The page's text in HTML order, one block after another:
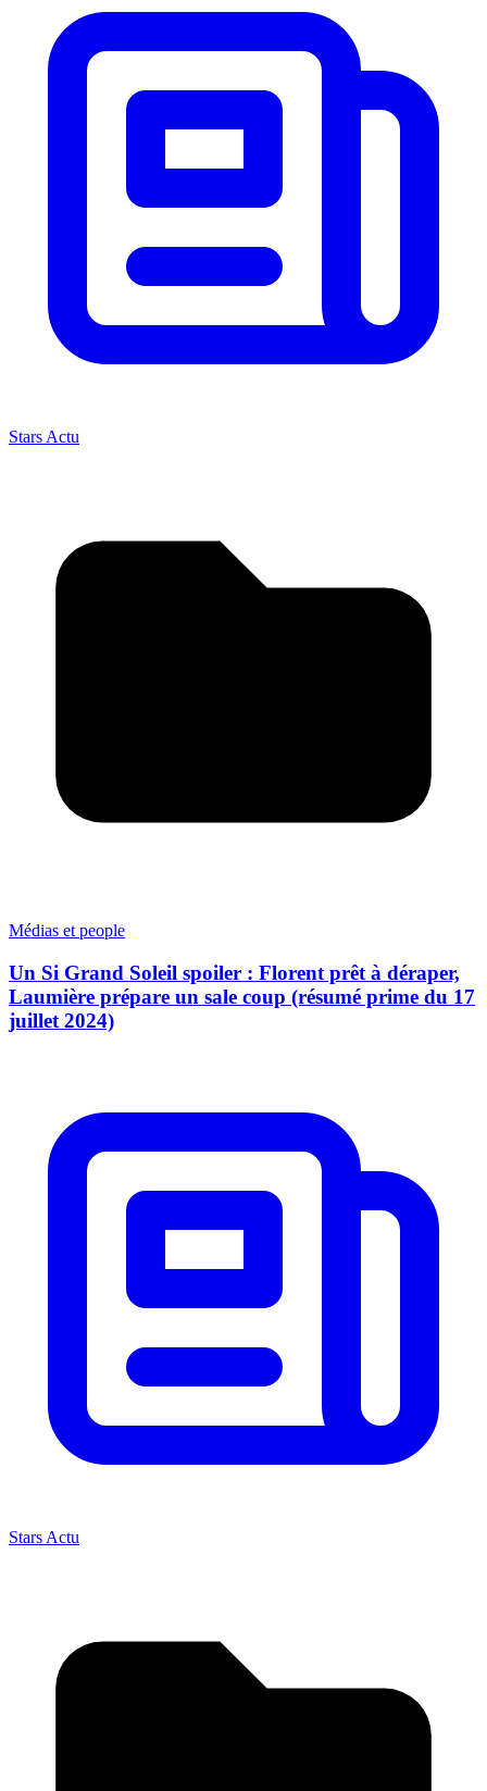
Stars Actu
Médias et people
Un Si Grand Soleil spoiler : Florent prêt à déraper,
Laumière prépare un sale coup (résumé prime du 17
juillet 2024)
Stars Actu